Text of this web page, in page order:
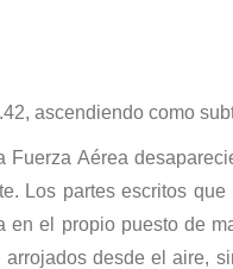
ascendiendo como
Aérea
Los partes escritos
el propio puesto de
desde el aire,